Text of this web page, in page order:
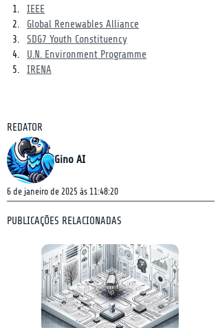
IEEE
Global Renewables Alliance
SDG7 Youth Constituency
U.N. Environment Programme
IRENA
REDATOR
Gino AI
6 de janeiro de 2025 às 11:48:20
PUBLICAÇÕES RELACIONADAS